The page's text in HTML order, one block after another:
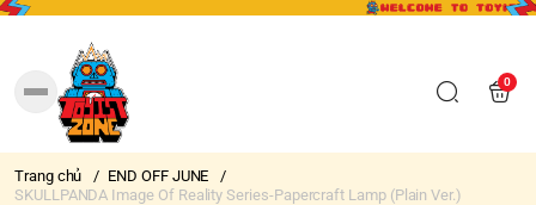
0
Trang chủ / END OFF JUNE
/
SKULLPANDA Image Of Reality Series-Papercraft Lamp (Plain Ver.)